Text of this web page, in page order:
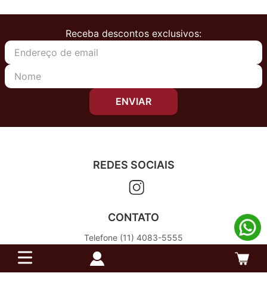
Receba descontos exclusivos:
ENVIAR
REDES SOCIAIS
CONTATO
Telefone (11) 4083-5555
Segunda à sexta das 08h00 às 17h00
Sábado das 09h00 às 14h00
atendimento@reidoarmarinho.com.br